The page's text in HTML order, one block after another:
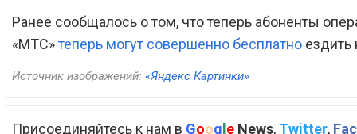
Ранее сообщалось о том, что теперь абоненты
«МТС»теперь могут совершенно бесплатно ездить
Источник изображений: «Яндекс Картинки»
Присоединяйтесь к нам в Google News, Twitter,